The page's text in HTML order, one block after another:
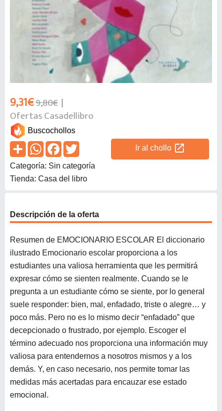
9,31€9,80€
Ofertas Casadellibro
Buscochollos
Ir al chollo open_in_new
Categoría: Sin categoría
Tienda: Casa del libro
Descripción de la oferta
Resumen de EMOCIONARIO ESCOLAR El diccionario
ilustrado Emocionario escolar proporciona a los
estudiantes una valiosa herramienta que les permitirá
expresar cómo se sienten realmente. Cuando se le
pregunta a un estudiante cómo se siente, por lo general
suele responder: bien, mal, enfadado, triste o alegre… y
poco más. Pero no es lo mismo decir “enfadado” que
decepcionado o frustrado, por ejemplo. Escoger el
término adecuado nos proporciona una información muy
valiosa para entendernos a nosotros mismos y a los
demás. Y, en caso necesario, nos permite tomar las
medidas más acertadas para encauzar ese estado
emocional.